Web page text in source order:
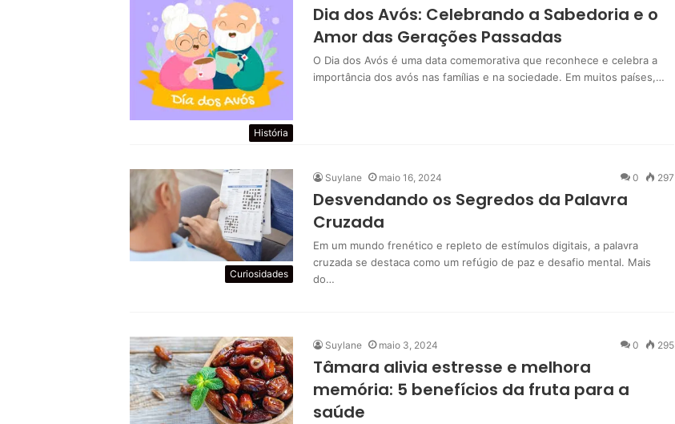
História
Dia dos Avós: Celebrando a Sabedoria e o
Amor das Gerações Passadas
O Dia dos Avós é uma data comemorativa que reconhece e celebra a
importância dos avós nas famílias e na sociedade. Em muitos países,…
Curiosidades
Suylane maio 16, 2024 0 297
Desvendando os Segredos da Palavra
Cruzada
Em um mundo frenético e repleto de estímulos digitais, a palavra
cruzada se destaca como um refúgio de paz e desafio mental. Mais
do…
Suylane maio 3, 2024 0 295
Tâmara alivia estresse e melhora
memória: 5 benefícios da fruta para a
saúde